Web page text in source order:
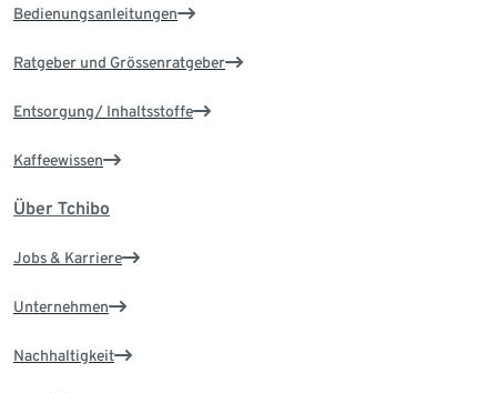
Bedienungsanleitungen
Ratgeber und Grössenratgeber
Entsorgung/ Inhaltsstoffe
Kaffeewissen
Über Tchibo
Jobs & Karriere
Unternehmen
Nachhaltigkeit